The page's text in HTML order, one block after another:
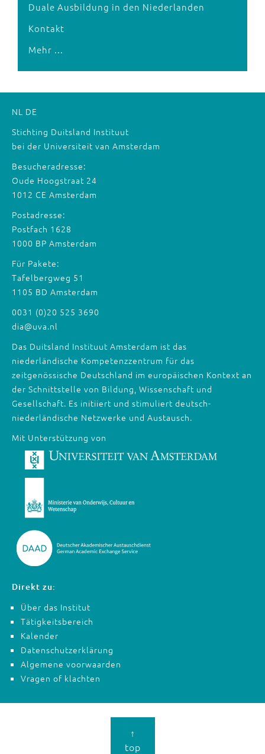
Duale Ausbildung in den Niederlanden
Kontakt
Mehr ...
NL DE
Stichting Duitsland Instituut
bei der Universiteit van Amsterdam
Besucheradresse:
Oude Hoogstraat 24
1012 CE Amsterdam
Postadresse:
Postfach 1628
1000 BP Amsterdam
Für Pakete:
Tafelbergweg 51
1105 BD Amsterdam
0031 (0)20 525 3690
dia@uva.nl
Das Duitsland Instituut Amsterdam ist das
niederländische Kompetenzzentrum für das
zeitgenössische Deutschland im europäischen Kontext an
der Schnittstelle von Bildung, Wissenschaft und
Gesellschaft. Es initiiert und stimuliert deutsch-
niederländische Netzwerke und Austausch.
Mit Unterstützung von
Direkt zu:
Über das Institut
Tätigkeitsbereich
Kalender
Datenschutzerklärung
Algemene voorwaarden
Vragen of klachten
↑
top